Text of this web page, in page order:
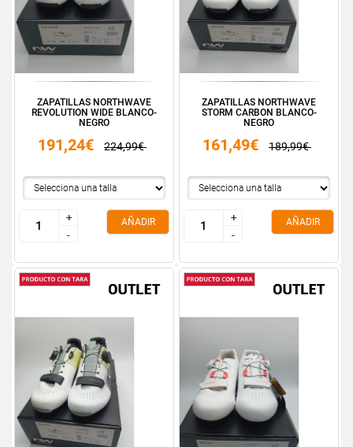
ZAPATILLAS NORTHWAVE
REVOLUTION WIDE BLANCO-
NEGRO
191,24€ 224,99€
+
-
+
-
AÑADIR
ZAPATILLAS NORTHWAVE
STORM CARBON BLANCO-
NEGRO
161,49€ 189,99€
+
-
+
-
AÑADIR